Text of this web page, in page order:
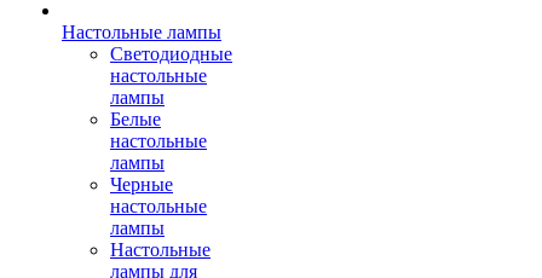
Настольные лампы
Светодиодные
настольные
лампы
Белые
настольные
лампы
Черные
настольные
лампы
Настольные
лампы для